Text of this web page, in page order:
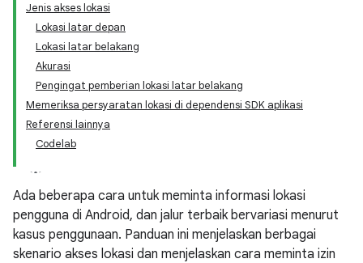
Jenis akses lokasi
Lokasi latar depan
Lokasi latar belakang
Akurasi
Pengingat pemberian lokasi latar belakang
Memeriksa persyaratan lokasi di dependensi SDK aplikasi
Referensi lainnya
Codelab
Ada beberapa cara untuk meminta informasi lokasi
pengguna di Android, dan jalur terbaik bervariasi menurut
kasus penggunaan. Panduan ini menjelaskan berbagai
skenario akses lokasi dan menjelaskan cara meminta izin